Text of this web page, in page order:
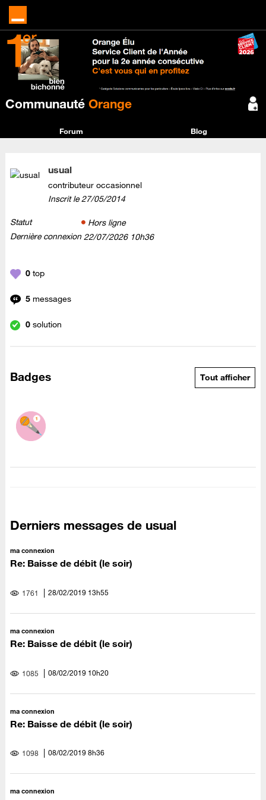
Communauté Orange
Forum Blog
usual
contributeur occasionnel
Inscrit le‎27/05/2014
Statut
Hors ligne
Dernière connexion ‎22/07/2026 10h36
0 top
5 messages
0 solution
Badges Tout afficher
Derniers messages de usual
ma connexion
Re: Baisse de débit (le soir)
1761 ‎28/02/2019 13h55
ma connexion
Re: Baisse de débit (le soir)
1085 ‎08/02/2019 10h20
ma connexion
Re: Baisse de débit (le soir)
1098 ‎08/02/20198h36
ma connexion